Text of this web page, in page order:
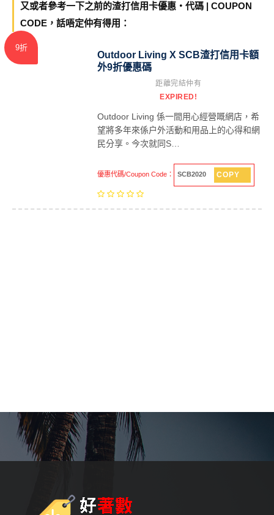
又或者參考一下之前的渣打信用卡優惠・代碼 | COUPON
CODE，話唔定仲有得用：
9折
Outdoor Living X SCB渣打信用卡額
外9折優惠碼
距離完結仲有
EXPIRED!
Outdoor Living 係一間用心經營嘅網店，希
望將多年來係户外活動和用品上的心得和網
民分享。今次就同S…
優惠代碼/Coupon Code： SCB2020 COPY